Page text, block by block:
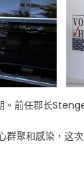
前任郡长
群聚和感染，这